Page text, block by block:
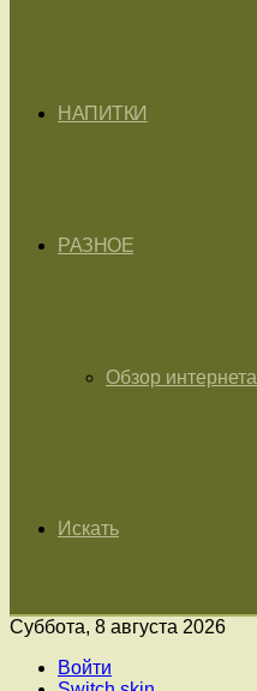
НАПИТКИ
РАЗНОЕ
Обзор интернета
Искать
Суббота, 8 августа 2026
Войти